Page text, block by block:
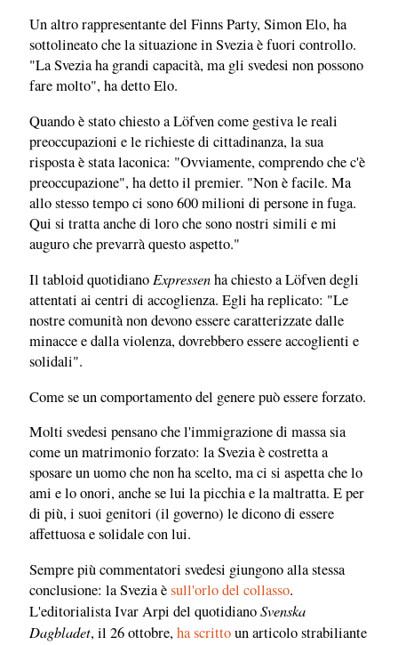
Un altro rappresentante del Finns Party, Simon Elo, ha
sottolineato che la situazione in Svezia è fuori controllo.
"La Svezia ha grandi capacità, ma gli svedesi non possono
fare molto", ha detto Elo.
Quando è stato chiesto a Löfven come gestiva le reali
preoccupazioni e le richieste di cittadinanza, la sua
risposta è stata laconica: "Ovviamente, comprendo che c'è
preoccupazione", ha detto il premier. "Non è facile. Ma
allo stesso tempo ci sono 600 milioni di persone in fuga.
Qui si tratta anche di loro che sono nostri simili e mi
auguro che prevarrà questo aspetto."
Il tabloid quotidiano Expressenha chiesto a Löfven degli
attentati ai centri di accoglienza. Egli ha replicato: "Le
nostre comunità non devono essere caratterizzate dalle
minacce e dalla violenza, dovrebbero essere accoglienti e
solidali".
Come se un comportamento del genere può essere forzato.
Molti svedesi pensano che l'immigrazione di massa sia
come un matrimonio forzato: la Svezia è costretta a
sposare un uomo che non ha scelto, ma ci si aspetta che lo
ami e lo onori, anche se lui la picchia e la maltratta. E per
di più, i suoi genitori (il governo) le dicono di essere
affettuosa e solidale con lui.
Sempre più commentatori svedesi giungono alla stessa
conclusione: la Svezia èsull'orlo del collasso.
L'editorialista Ivar Arpi del quotidianoSvenska
Dagbladet, il 26 ottobre,ha scrittoun articolo strabiliante